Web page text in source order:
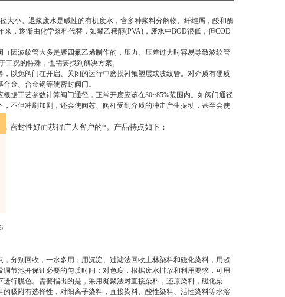
大小。退浆废水是碱性的有机废水，含多种浆料分解物、纤维屑，酸和酶
，逐渐由化学浆料代替，如聚乙稀醇(PVA)，废水中BOD很低，但COD
因波纹管大多是聚四氟乙烯制作的，压力、压差过大时容易导致波纹管
况的特殊，也需要找到解决方案。
以免阀门在开启、关闭的运行中磨损衬氟塑层或波纹管。对介质有硬质
金、合金钢等硬密封阀门。
据工艺参数计算阀门通径，正常开度应该在30~85%范围内。如阀门通径
不但冲刷加剧，还会使阀芯、阀杆受到介质的冲击产生振动，甚至会使
密封性好而获得广大客户的*。产品特点如下：
分别回收，一水多用；用沉淀、过滤法回收土林染料和磁化染料，用超
节池并保证必要的匀质时间；对色度，根据废水排放和利用要求，可用
行脱色。需要指出的是，采用凝聚法对直接染料，还原染料，磁化染
吸附有选择性，对阳离子染料，直接染料、酸性染料、活性染料等水溶